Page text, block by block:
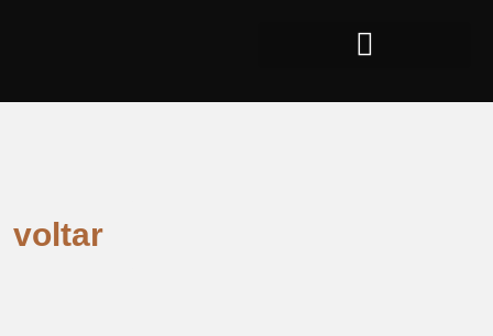
voltar